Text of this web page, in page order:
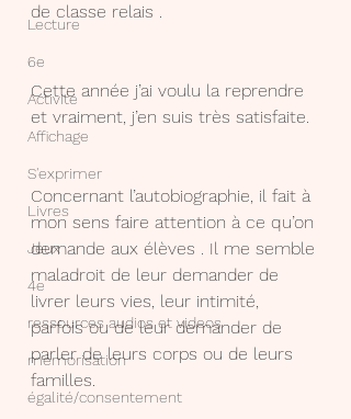
Lecture
6e
Activité
Affichage
S'exprimer
Livres
Jeux
4e
ressources audios et videos
mémorisation
égalité/consentement
de classe relais .
Cette année j’ai voulu la reprendre
et vraiment, j’en suis très satisfaite.
Concernant l’autobiographie, il fait à
mon sens faire attention à ce qu’on
demande aux élèves . Il me semble
maladroit de leur demander de
livrer leurs vies, leur intimité,
parfois ou de leur demander de
parler de leurs corps ou de leurs
familles.